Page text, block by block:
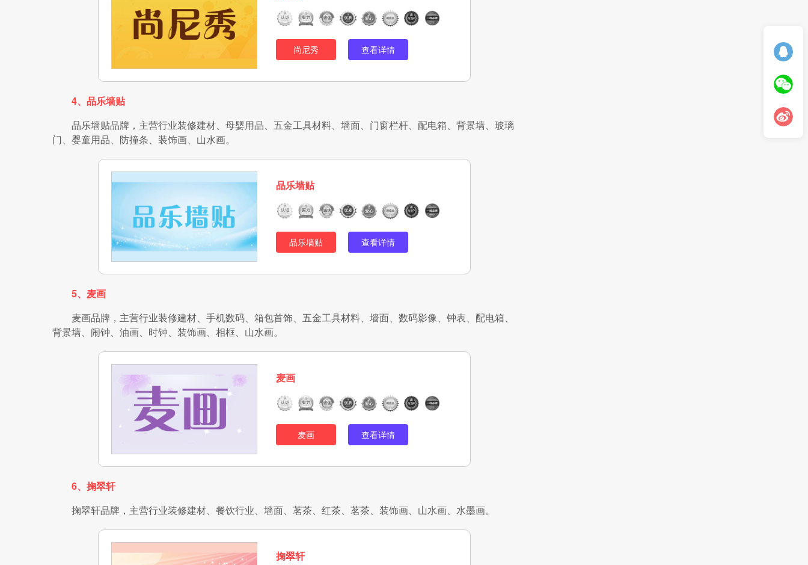
尚尼秀 查看详情
4、品乐墙贴
品乐墙贴品牌，主营行业装修建材、母婴用品、五金工具材料、墙面、门窗栏杆、配电箱、背景墙、玻璃
门、婴童用品、防撞条、装饰画、山水画。
品乐墙贴
品乐墙贴 查看详情
5、麦画
麦画品牌，主营行业装修建材、手机数码、箱包首饰、五金工具材料、墙面、数码影像、钟表、配电箱、
背景墙、闹钟、油画、时钟、装饰画、相框、山水画。
麦画
麦画 查看详情
6、掬翠轩
掬翠轩品牌，主营行业装修建材、餐饮行业、墙面、茗茶、红茶、茗茶、装饰画、山水画、水墨画。
掬翠轩